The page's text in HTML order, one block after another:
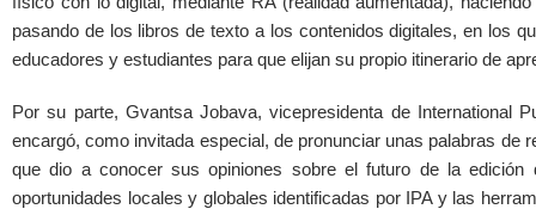
pasando de los libros de texto a los contenidos digitales, en los
educadores y estudiantes para que elijan su propio itinerario de
Por su parte, Gvantsa Jobava, vicepresidenta de International
encargó, como invitada especial, de pronunciar unas palabras de
que dio a conocer sus opiniones sobre el futuro de la
oportunidades locales y globales identificadas por IPA y las